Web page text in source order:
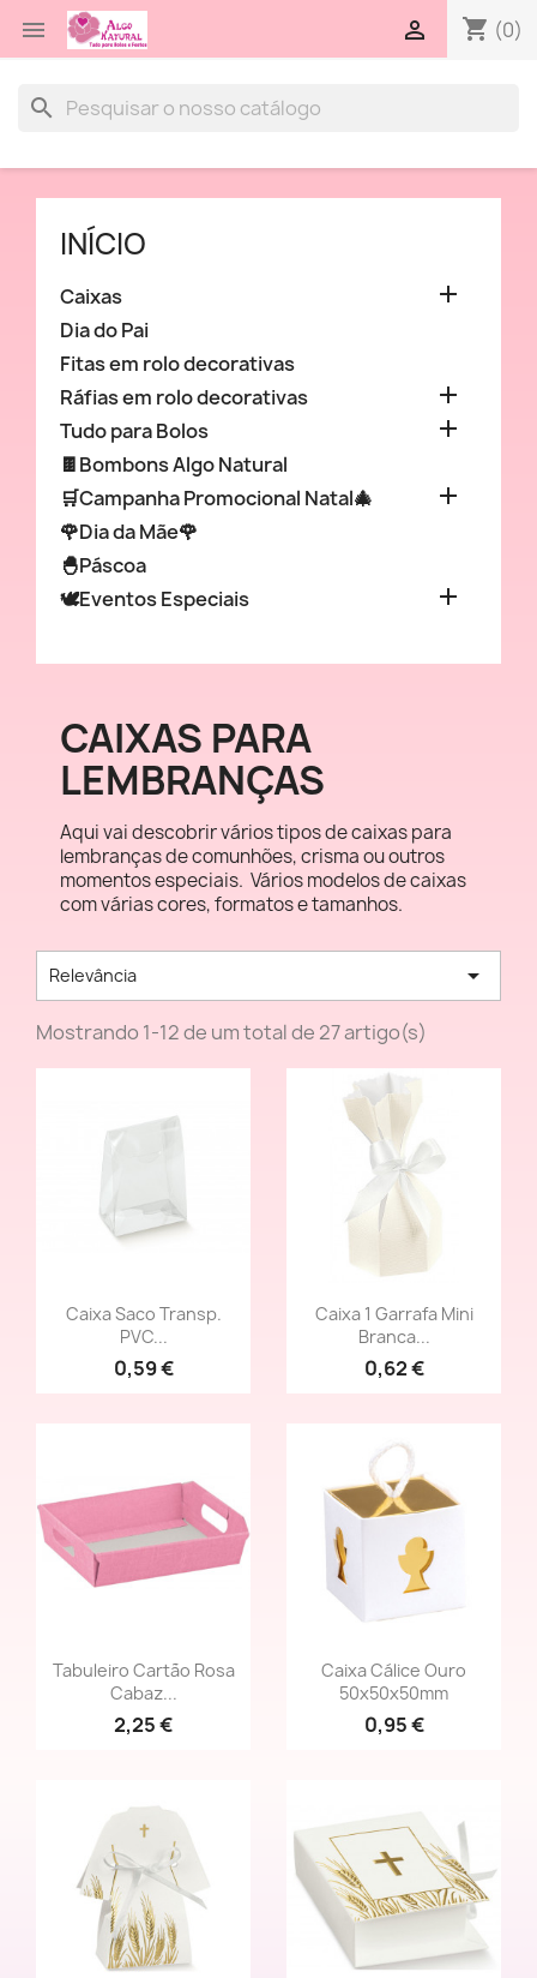
 shopping_cart (0)

search
INÍCIO
Caixas 
Dia do Pai
Fitas em rolo decorativas
Ráfias em rolo decorativas

Tudo para Bolos 
🍫Bombons Algo Natural
🛒Campanha Promocional Natal🎄

🌹Dia da Mãe🌹
🐣Páscoa
🕊️Eventos Especiais

CAIXAS PARA
LEMBRANÇAS
Aqui vai descobrir vários tipos de caixas para
lembranças de comunhões, crisma ou outros
momentos especiais. Vários modelos de caixas
com várias cores, formatos e tamanhos.
Relevância 
Mostrando 1-12 de um total de 27 artigo(s)
Vista rápida
Caixa Saco Transp.
PVC...
0,59 €
Vista rápida
Caixa 1 Garrafa Mini
Branca...
0,62 €
Vista rápida
Tabuleiro Cartão Rosa
Cabaz...
2,25 €
Vista rápida
Caixa Cálice Ouro
50x50x50mm
0,95 €